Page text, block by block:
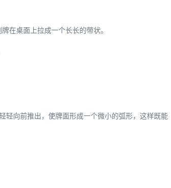
在桌面上拉成一个长长的带状。
轻向前推出，使牌面形成一个微小的弧形，这样既能